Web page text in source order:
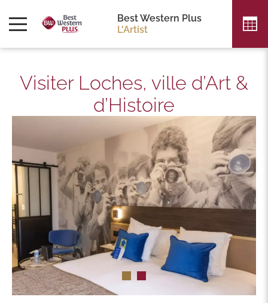
Best Western Plus
L'Artist
Visiter Loches, ville d’Art &
d’Histoire